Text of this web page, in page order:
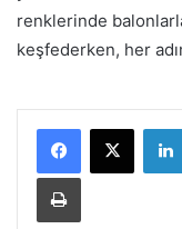
renklerinde
keşfederken, her
Yazdır